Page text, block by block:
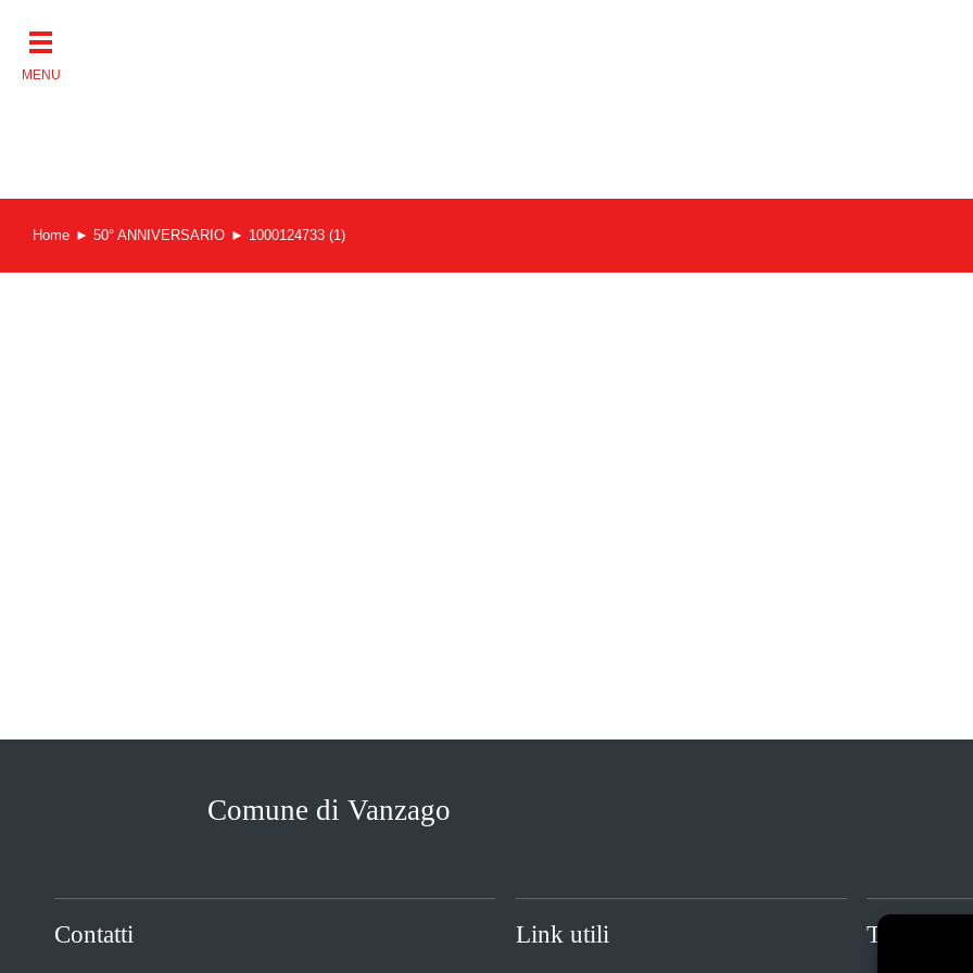
contenuto
Home 50° ANNIVERSARIO 1000124733 (1)
Comune di Vanzago
Contatti Link utili